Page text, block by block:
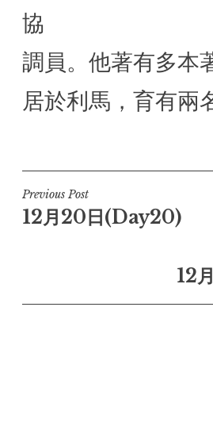
協
調員。他著有多本
居於利馬，育有兩
Post
navigation
Previous Post
12月20日(Day20)
12